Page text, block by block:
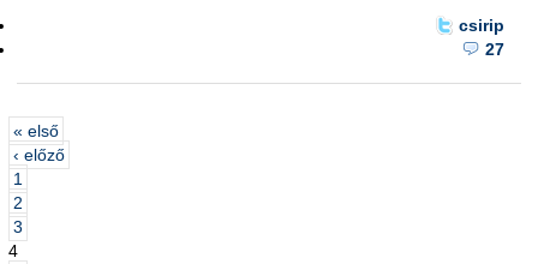
csirip
27
« első
‹ előző
1
2
3
4